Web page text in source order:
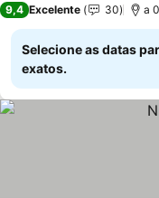
9,4 Excelente 30 a
Selecione as datas
exatos.